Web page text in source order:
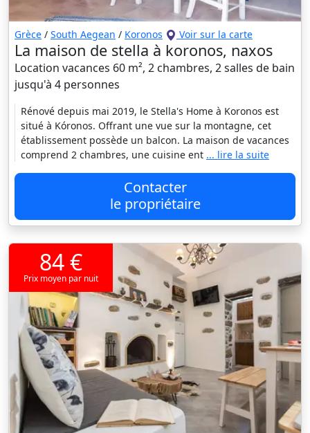
Grèce / South Aegean / Koronos Voir sur la carte
La maison de stella à koronos, naxos
Location vacances 60 m², 2 chambres, 2 salles de bain
jusqu'à 4 personnes
Rénové depuis mai 2019, le Stella's Home à Koronos est
situé à Kóronos. Offrant une vue sur la montagne, cet
établissement possède un balcon. La maison de vacances
comprend 2 chambres, une cuisine ent ... lire la suite
Contacter
le propriétaire
84 €
Prix moyen par nuit